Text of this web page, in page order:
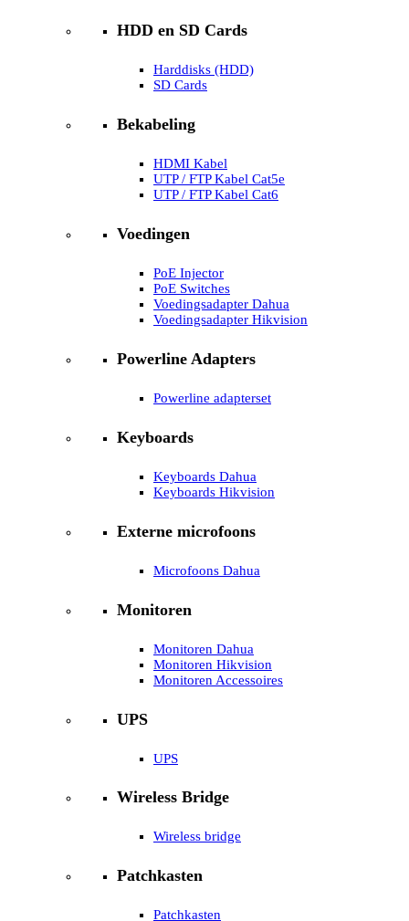
HDD en SD Cards
Harddisks (HDD)
SD Cards
Bekabeling
HDMI Kabel
UTP / FTP Kabel Cat5e
UTP / FTP Kabel Cat6
Voedingen
PoE Injector
PoE Switches
Voedingsadapter Dahua
Voedingsadapter Hikvision
Powerline Adapters
Powerline adapterset
Keyboards
Keyboards Dahua
Keyboards Hikvision
Externe microfoons
Microfoons Dahua
Monitoren
Monitoren Dahua
Monitoren Hikvision
Monitoren Accessoires
UPS
UPS
Wireless Bridge
Wireless bridge
Patchkasten
Patchkasten